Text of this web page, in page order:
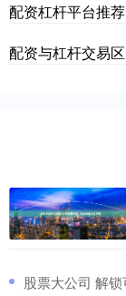
配资杠杆平台推
配资与杠杆交易
股票大公司 解